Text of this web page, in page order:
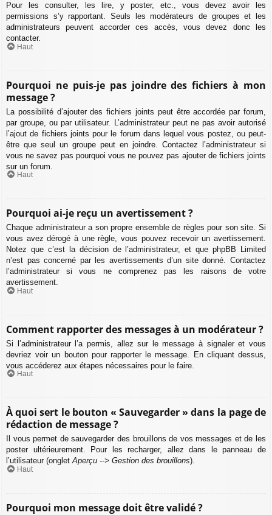
Pour les consulter, les lire, y poster, etc., vous devez avoir les
permissions s’y rapportant. Seuls les modérateurs de groupes et les
administrateurs peuvent accorder ces accès, vous devez donc les
contacter.
Haut
Pourquoi ne puis-je pas joindre des fichiers à mon
message ?
La possibilité d’ajouter des fichiers joints peut être accordée par forum,
par groupe, ou par utilisateur. L’administrateur peut ne pas avoir autorisé
l’ajout de fichiers joints pour le forum dans lequel vous postez, ou peut-
être que seul un groupe peut en joindre. Contactez l’administrateur si
vous ne savez pas pourquoi vous ne pouvez pas ajouter de fichiers joints
sur un forum.
Haut
Pourquoi ai-je reçu un avertissement ?
Chaque administrateur a son propre ensemble de règles pour son site. Si
vous avez dérogé à une règle, vous pouvez recevoir un avertissement.
Notez que c’est la décision de l’administrateur, et que phpBB Limited
n’est pas concerné par les avertissements d’un site donné. Contactez
l’administrateur si vous ne comprenez pas les raisons de votre
avertissement.
Haut
Comment rapporter des messages à un modérateur ?
Si l’administrateur l’a permis, allez sur le message à signaler et vous
devriez voir un bouton pour rapporter le message. En cliquant dessus,
vous accéderez aux étapes nécessaires pour le faire.
Haut
À quoi sert le bouton « Sauvegarder » dans la page de
rédaction de message ?
Il vous permet de sauvegarder des brouillons de vos messages et de les
poster ultérieurement. Pour les recharger, allez dans le panneau de
l’utilisateur (ongletAperçu --> Gestion des brouillons).
Haut
Pourquoi mon message doit être validé ?